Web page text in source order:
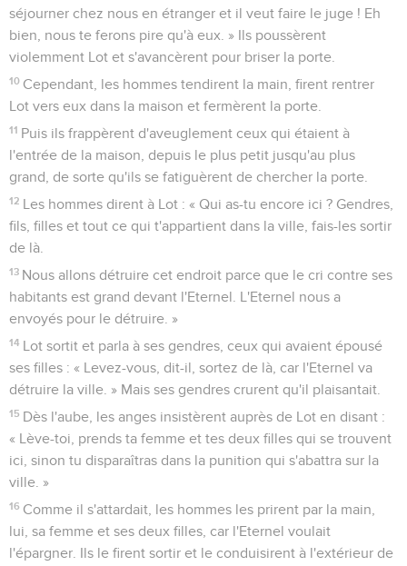
séjourner chez nous en étranger et il veut faire le juge ! Eh
bien, nous te ferons pire qu'à eux. » Ils poussèrent
violemment Lot et s'avancèrent pour briser la porte.
10 Cependant, les hommes tendirent la main, firent rentrer
Lot vers eux dans la maison et fermèrent la porte.
11 Puis ils frappèrent d'aveuglement ceux qui étaient à
l'entrée de la maison, depuis le plus petit jusqu'au plus
grand, de sorte qu'ils se fatiguèrent de chercher la porte.
12 Les hommes dirent à Lot : « Qui as-tu encore ici ? Gendres,
fils, filles et tout ce qui t'appartient dans la ville, fais-les sortir
de là.
13 Nous allons détruire cet endroit parce que le cri contre ses
habitants est grand devant l'Eternel. L'Eternel nous a
envoyés pour le détruire. »
14 Lot sortit et parla à ses gendres, ceux qui avaient épousé
ses filles : « Levez-vous, dit-il, sortez de là, car l'Eternel va
détruire la ville. » Mais ses gendres crurent qu'il plaisantait.
15 Dès l'aube, les anges insistèrent auprès de Lot en disant :
« Lève-toi, prends ta femme et tes deux filles qui se trouvent
ici, sinon tu disparaîtras dans la punition qui s'abattra sur la
ville. »
16 Comme il s'attardait, les hommes les prirent par la main,
lui, sa femme et ses deux filles, car l'Eternel voulait
l'épargner. Ils le firent sortir et le conduisirent à l'extérieur de